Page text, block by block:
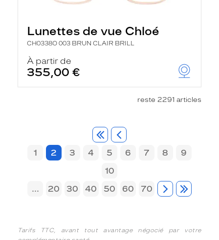
Lunettes de vue Chloé
CH0338O 003 BRUN CLAIR BRILL
À partir de
355,00 €
reste 2291 articles
1 2 3 4 5 6 7 8
9
10
...
20 30 40 50 60 70
Tarifs TTC, avant tout avantage négocié par votre